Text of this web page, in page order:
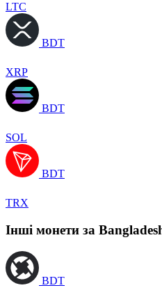
LTC
BDT
XRP
BDT
SOL
BDT
TRX
Інші монети за
BDT